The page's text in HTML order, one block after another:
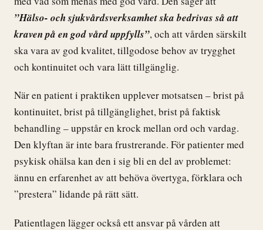
”Hälso- och sjukvårdsverksamhet ska bedrivas så att
kraven på en god vård uppfylls”, och att vården särskilt
ska vara av god kvalitet, tillgodose behov av trygghet
och kontinuitet och vara lätt tillgänglig.
När en patient i praktiken upplever motsatsen – brist på
kontinuitet, brist på tillgänglighet, brist på faktisk
behandling – uppstår en krock mellan ord och vardag.
Den klyftan är inte bara frustrerande. För patienter med
psykisk ohälsa kan den i sig bli en del av problemet:
ännu en erfarenhet av att behöva övertyga, förklara och
”prestera” lidande på rätt sätt.
Patientlagen lägger också ett ansvar på vården att